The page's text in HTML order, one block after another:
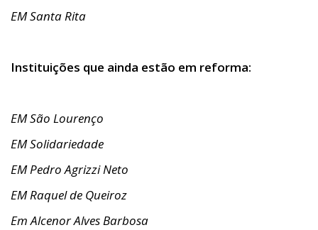
EM Santa Rita
Instituições que ainda estão em reforma:
EM São Lourenço
EM Solidariedade
EM Pedro Agrizzi Neto
EM Raquel de Queiroz
Em Alcenor Alves Barbosa